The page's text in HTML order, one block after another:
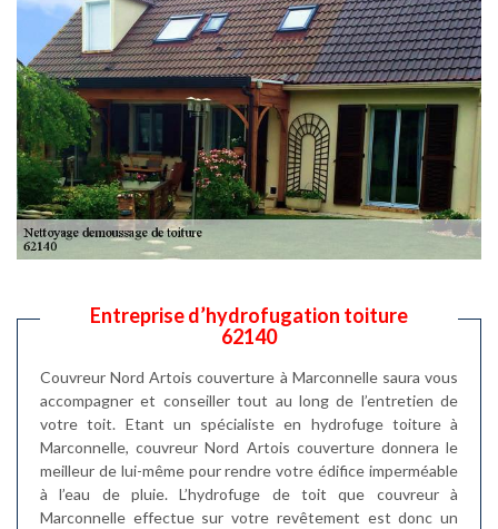
Entreprise d’hydrofugation toiture
62140
Couvreur Nord Artois couverture à Marconnelle saura vous
accompagner et conseiller tout au long de l’entretien de
votre toit. Etant un spécialiste en hydrofuge toiture à
Marconnelle, couvreur Nord Artois couverture donnera le
meilleur de lui-même pour rendre votre édifice imperméable
à l’eau de pluie. L’hydrofuge de toit que couvreur à
Marconnelle effectue sur votre revêtement est donc un